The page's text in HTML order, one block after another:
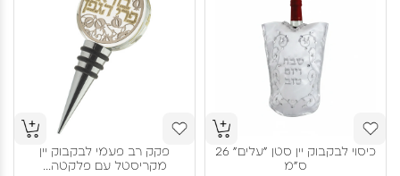
כיסוי לבקבוק יין סטן "עלים" 26
ס"מ
פקק רב פעמי לבקבוק יין
מקריסטל עם פלקטה...